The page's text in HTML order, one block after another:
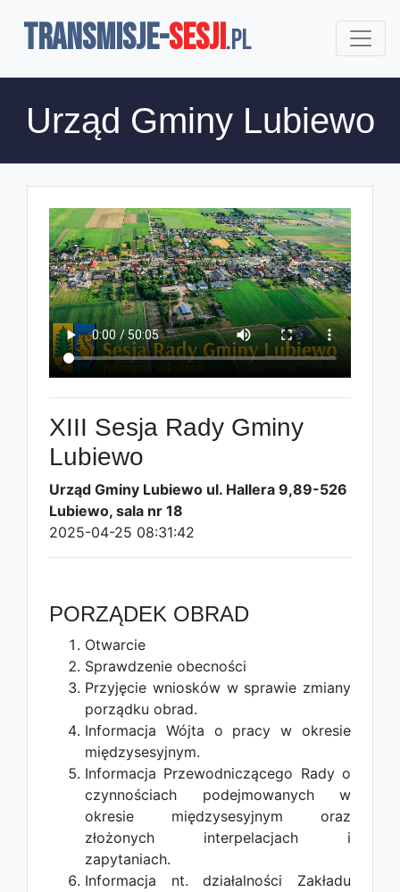
TRANSMISJE-SESJI.pl
Urząd Gminy Lubiewo
XIII Sesja Rady Gminy
Lubiewo
Urząd Gminy Lubiewo ul. Hallera 9,89-526
Lubiewo, sala nr 18
2025-04-25 08:31:42
PORZĄDEK OBRAD
Otwarcie
Sprawdzenie obecności
Przyjęcie wniosków w sprawie zmiany
porządku obrad.
Informacja Wójta o pracy w okresie
międzysesyjnym.
Informacja Przewodniczącego Rady o
czynnościach podejmowanych w
okresie międzysesyjnym oraz
złożonych interpelacjach i
zapytaniach.
Informacja nt. działalności Zakładu